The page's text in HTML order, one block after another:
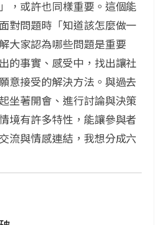
，或許也同樣重要。這個能
對問題時「知道該怎麼做一
大家認為哪些問題是重要
的事實、感受中，找出讓社
意接受的解決方法。 與過去
坐著開會、進行討論與決策
境有許多特性，能讓參與者
流與情感連結，我想分成六